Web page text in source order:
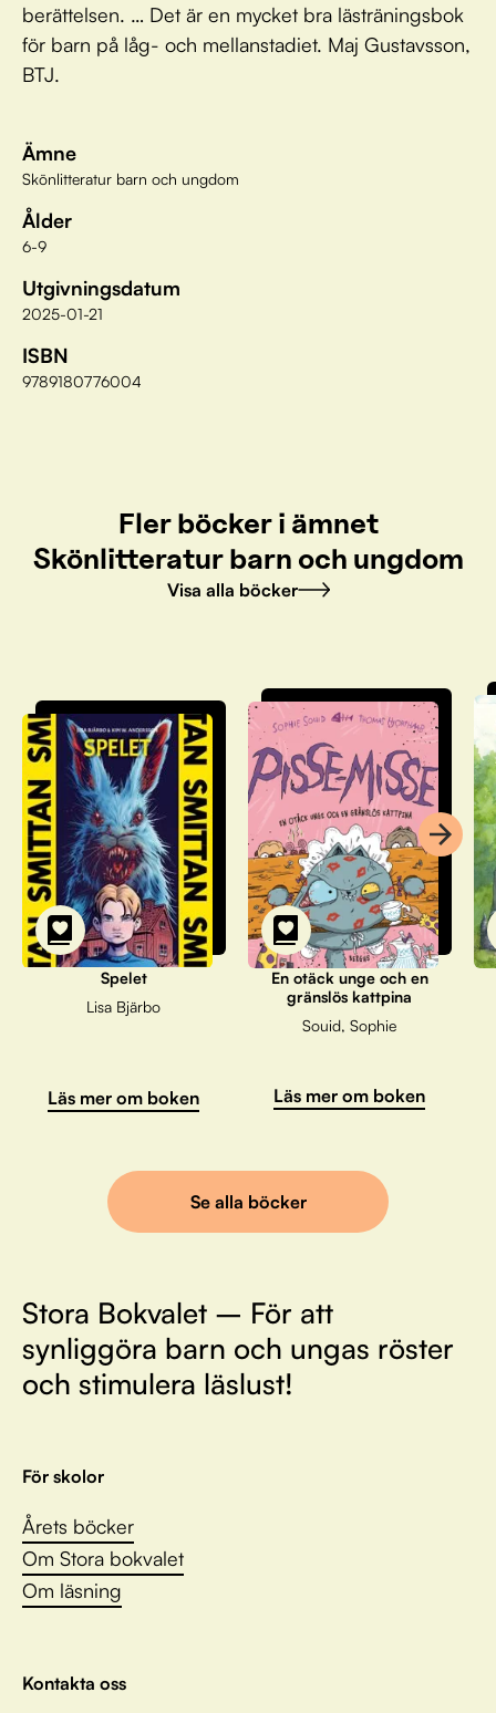
berättelsen. … Det är en mycket bra lästräningsbok
för barn på låg- och mellanstadiet. Maj Gustavsson,
BTJ.
Ämne
Skönlitteratur barn och ungdom
Ålder
6-9
Utgivningsdatum
2025-01-21
ISBN
9789180776004
Fler böcker i ämnet
Skönlitteratur barn och ungdom
Visa alla böcker
Spelet
Lisa Bjärbo
Läs mer om boken
En otäck unge och en
gränslös kattpina
Souid, Sophie
Läs mer om boken
Se alla böcker
Stora Bokvalet – För att
synliggöra barn och ungas röster
och stimulera läslust!
För skolor
Årets böcker
Om Stora bokvalet
Om läsning
Kontakta oss